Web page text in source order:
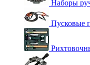
Наборы
Пусковые